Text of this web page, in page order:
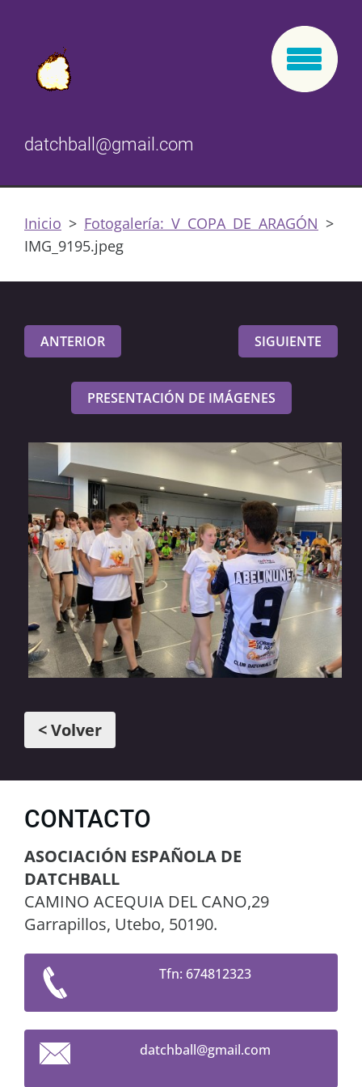
datchball@gmail.com
Inicio > Fotogalería: V COPA DE ARAGÓN >
IMG_9195.jpeg
ANTERIOR SIGUIENTE
PRESENTACIÓN DE IMÁGENES
< Volver
CONTACTO
ASOCIACIÓN ESPAÑOLA DE
DATCHBALL
CAMINO ACEQUIA DEL CANO,29
Garrapillos, Utebo, 50190.
Tfn: 674812323
datchball@gmail.com